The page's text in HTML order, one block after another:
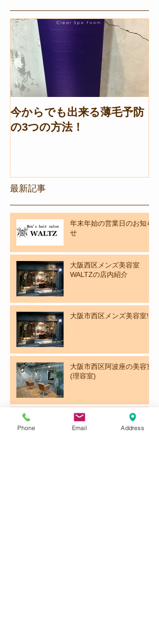
今からでも出来る薄毛予防
の3つの方法！
最新記事
年末年始の営業日のお知ら
せ
大阪西区メンズ美容室
WALTZの店内紹介
大阪市西区メンズ美容室!
大阪市西区阿波座の美容室
(理容室)
お陰様で4周年！
Phone Email Address